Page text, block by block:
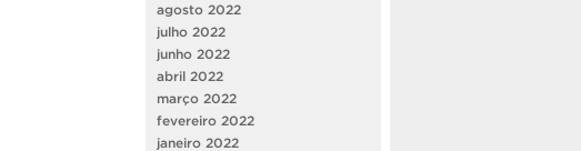
agosto 2022
julho 2022
junho 2022
abril 2022
março 2022
fevereiro 2022
janeiro 2022